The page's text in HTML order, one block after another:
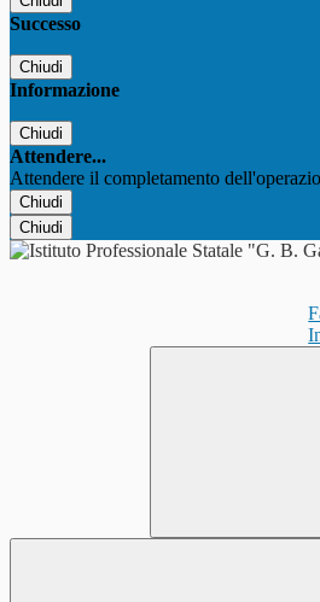
Successo
Chiudi
Informazione
Chiudi
Attendere...
Attendere il completamento
Chiudi
Chiudi